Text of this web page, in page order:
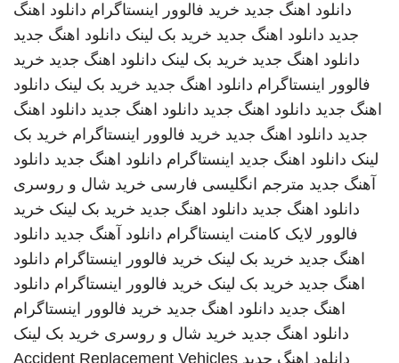
دانلود اهنگ جدید خرید فالوور اینستاگرام دانلود اهنگ
جدید دانلود اهنگ جدید خرید بک لینک دانلود اهنگ جدید
دانلود اهنگ جدید خرید بک لینک دانلود اهنگ جدید خرید
فالوور اینستاگرام دانلود اهنگ جدید خرید بک لینک دانلود
اهنگ جدید دانلود اهنگ جدید دانلود اهنگ جدید دانلود اهنگ
جدید دانلود اهنگ جدید خرید فالوور اینستاگرام خرید بک
لینک دانلود اهنگ جدید اینستاگرام دانلود اهنگ جدید دانلود
آهنگ جدید مترجم انگلیسی فارسی خرید شال و روسری
دانلود اهنگ جدید دانلود اهنگ جدید خرید بک لینک خرید
فالوور لایک کامنت اینستاگرام دانلود آهنگ جدید دانلود
اهنگ جدید خرید بک لینک خرید فالوور اینستاگرام دانلود
اهنگ جدید خرید بک لینک خرید فالوور اینستاگرام دانلود
اهنگ جدید دانلود اهنگ جدید خرید فالوور اینستاگرام
دانلود اهنگ جدید خرید شال و روسری خرید بک لینک
دانلود اهنگ جدید Accident Replacement Vehicles